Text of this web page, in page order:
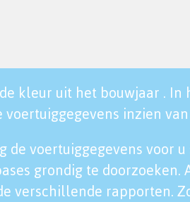
kleur uit het bouwjaar . In
inzien
de voertuiggegevens voor
grondig te doorzoeken.
verschillende rapporten.